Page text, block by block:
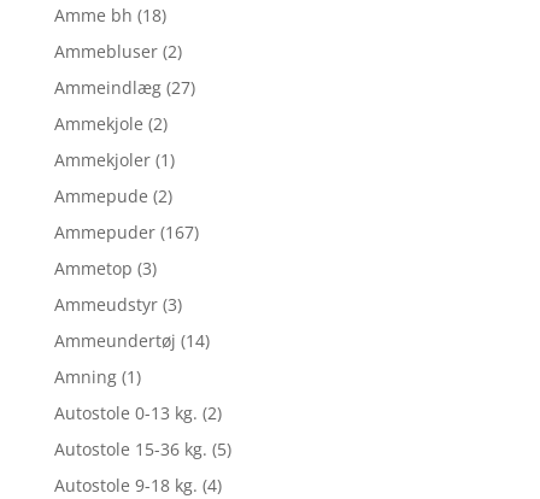
Amme bh (18)
Ammebluser (2)
Ammeindlæg (27)
Ammekjole (2)
Ammekjoler (1)
Ammepude (2)
Ammepuder (167)
Ammetop (3)
Ammeudstyr (3)
Ammeundertøj (14)
Amning (1)
Autostole 0-13 kg. (2)
Autostole 15-36 kg. (5)
Autostole 9-18 kg. (4)